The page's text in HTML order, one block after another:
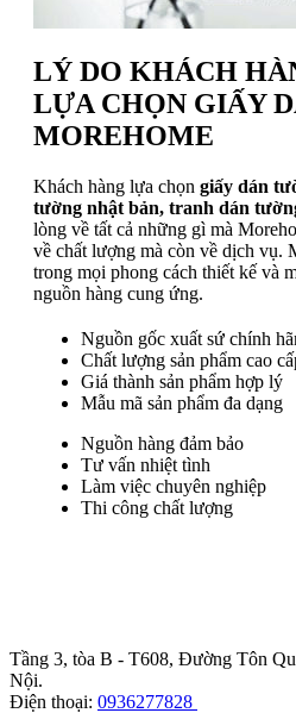
LÝ DO KHÁCH
LỰA CHỌN GIẤY
MOREHOME
Khách hàng lựa chọn giấy dán
tường nhật bản, tranh dán
lòng về tất cả những gì mà
về chất lượng mà còn về dịch vụ.
trong mọi phong cách thiết kế và
nguồn hàng cung ứng.
Nguồn gốc xuất sứ chính
Chất lượng sản phẩm cao
Giá thành sản phẩm hợp lý
Mẫu mã sản phẩm đa dạng
Nguồn hàng đảm bảo
Tư vấn nhiệt tình
Làm việc chuyên nghiệp
Thi công chất lượng
Tầng 3, tòa B - T608, Đường Tôn
Nội.
Điện thoại: 0936277828